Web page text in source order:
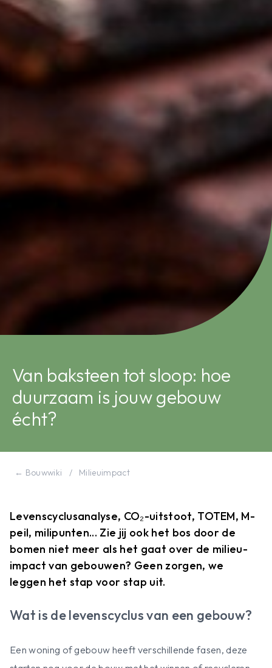
Van baksteen tot sloop: hoe
duurzaam is jouw gebouw
écht?
← Bouwwiki / Milieuimpact
Levenscyclusanalyse, CO₂-uitstoot, TOTEM, M-
peil, milipunten... Zie jij ook het bos door de
bomen niet meer als het gaat over de milieu-
impact van gebouwen? Geen zorgen, we
leggen het stap voor stap uit.
Wat is de levenscyclus van een gebouw?
Een woning of gebouw heeft verschillende fasen, deze